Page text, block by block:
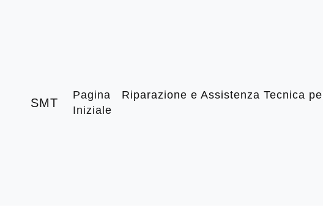
SMT
Pagina
Iniziale
Riparazione e Assistenza Tecnica